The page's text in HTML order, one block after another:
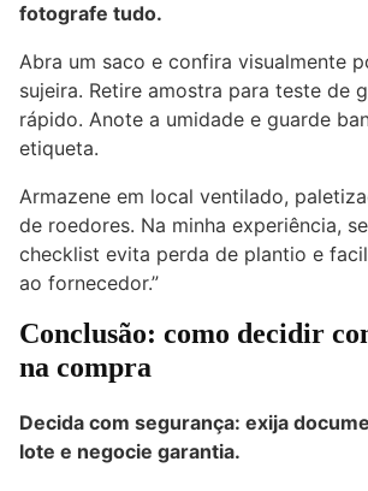
fotografe tudo.
Abra um saco e confira visualmente
sujeira. Retire amostra para teste de
rápido. Anote a umidade e guarde
etiqueta.
Armazene em local ventilado,
de roedores. Na minha experiência,
checklist evita perda de plantio e
ao fornecedor.”
Conclusão: como decidir
na compra
Decida com segurança: exija
lote e negocie garantia.